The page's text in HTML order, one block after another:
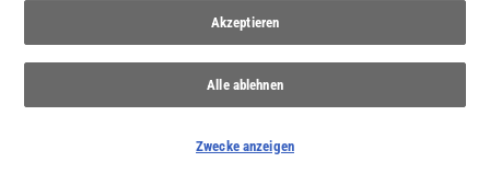
Akzeptieren
Alle ablehnen
Zwecke anzeigen